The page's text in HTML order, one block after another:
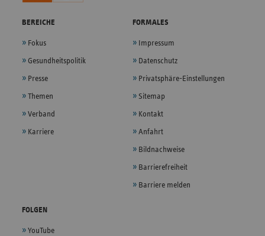
BEREICHE
Fokus
Gesundheitspolitik
Presse
Themen
Verband
Karriere
FORMALES
Impressum
Datenschutz
Privatsphäre-Einstellungen
Sitemap
Kontakt
Anfahrt
Bildnachweise
Barrierefreiheit
Barriere melden
FOLGEN
YouTube